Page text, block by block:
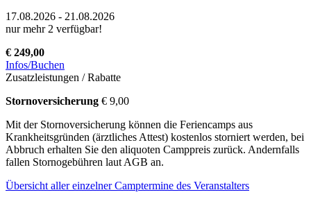
17.08.2026 - 21.08.2026
nur mehr 2 verfügbar!
€ 249,00
Infos/Buchen
Zusatzleistungen / Rabatte
Stornoversicherung € 9,00
Mit der Stornoversicherung können die Feriencamps aus
Krankheitsgründen (ärztliches Attest) kostenlos storniert werden, bei
Abbruch erhalten Sie den aliquoten Camppreis zurück. Andernfalls
fallen Stornogebühren laut AGB an.
Übersicht aller einzelner Camptermine des Veranstalters